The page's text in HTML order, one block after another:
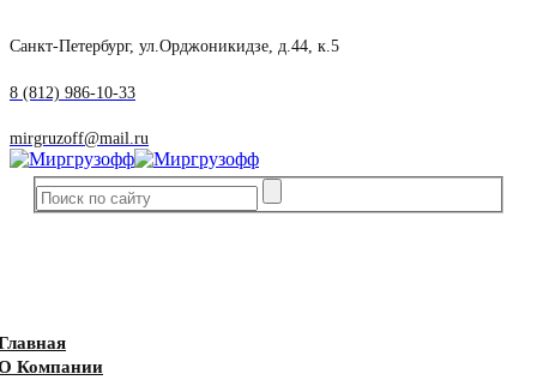
Санкт-Петербург, ул.Орджоникидзе, д.44, к.5
8 (812) 986-10-33
mirgruzoff@mail.ru
Компании